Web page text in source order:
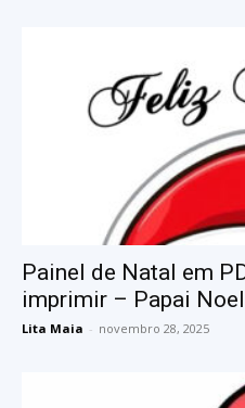
Painel de Natal em
imprimir – Papai Noel
Lita Maia - novembro 28, 2025